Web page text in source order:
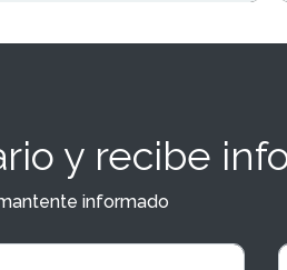
y recibe
informado